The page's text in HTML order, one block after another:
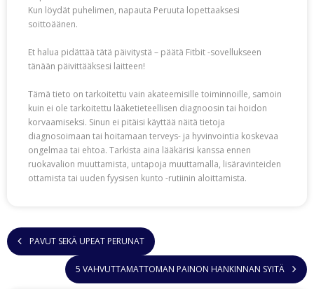
Kun löydät puhelimen, napauta Peruuta lopettaaksesi
soittoäänen.
Et halua pidättää tätä päivitystä – päätä Fitbit -sovellukseen
tänään päivittääksesi laitteen!
Tämä tieto on tarkoitettu vain akateemisille toiminnoille, samoin
kuin ei ole tarkoitettu lääketieteellisen diagnoosin tai hoidon
korvaamiseksi. Sinun ei pitäisi käyttää näitä tietoja
diagnosoimaan tai hoitamaan terveys- ja hyvinvointia koskevaa
ongelmaa tai ehtoa. Tarkista aina lääkärisi kanssa ennen
ruokavalion muuttamista, untapoja muuttamalla, lisäravinteiden
ottamista tai uuden fyysisen kunto -rutiinin aloittamista.
PAVUT SEKÄ UPEAT PERUNAT
5 VAHVUTTAMATTOMAN PAINON HANKINNAN SYITÄ